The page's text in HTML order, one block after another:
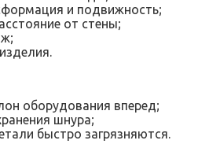
и подвижность;
от стены;
оборудования вперед;
шнура;
быстро загрязняются.